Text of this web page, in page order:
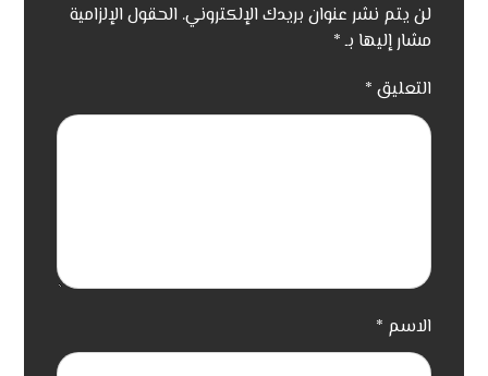
لن يتم نشر عنوان بريدك الإلكتروني. الحقول الإلزامية
مشار إليها بـ*
التعليق *
الاسم *